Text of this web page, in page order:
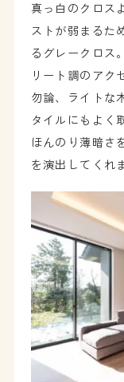
真っ白のクロス
ストが弱まるた
るグレークロス
リート調のアク
勿論、ライトな
タイルにもよく
ほんのり薄暗さ
を演出してくれ